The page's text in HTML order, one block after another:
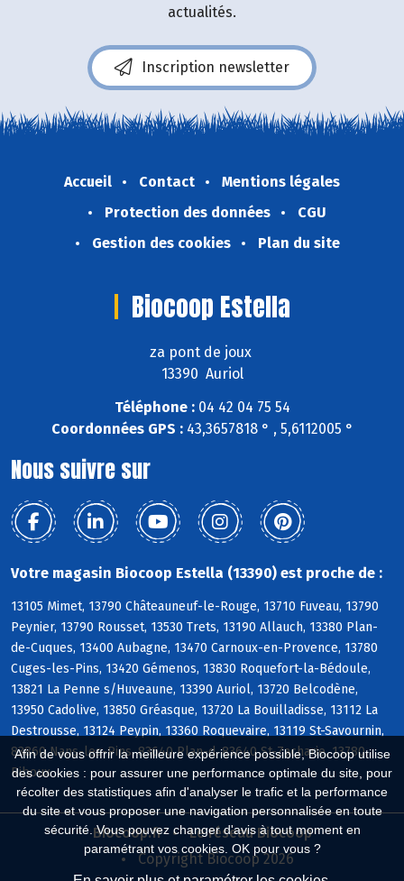
Afin de vous offrir la meilleure expérience possible, Biocoop utilise
des cookies : pour assurer une performance optimale du site, pour
récolter des statistiques afin d'analyser le trafic et la performance
du site et vous proposer une navigation personnalisée en toute
sécurité. Vous pouvez changer d'avis à tout moment en
paramétrant vos cookies. OK pour vous ?
actualités.
Inscription newsletter
Accueil Contact
Mentions légales
Protection des données
CGU
Gestion des cookies
Plan du site
Biocoop Estella
za pont de joux
13390 Auriol
Téléphone :04 42 04 75 54
Coordonnées GPS :43,3657818 ° , 5,6112005 °
Nous suivre sur
Votre magasin Biocoop Estella (13390) est proche de :
13105 Mimet, 13790 Châteauneuf-le-Rouge, 13710 Fuveau, 13790
Peynier, 13790 Rousset, 13530 Trets, 13190 Allauch, 13380 Plan-
de-Cuques, 13400 Aubagne, 13470 Carnoux-en-Provence, 13780
Cuges-les-Pins, 13420 Gémenos, 13830 Roquefort-la-Bédoule,
13821 La Penne s/Huveaune, 13390 Auriol, 13720 Belcodène,
13950 Cadolive, 13850 Gréasque, 13720 La Bouilladisse, 13112 La
Destrousse, 13124 Peypin, 13360 Roquevaire, 13119 St-Savournin,
83860 Nans-les-Pins, 83640 Plan-d, 83640 St-Zacharie, 13780
Riboux
Biocoop.fr
Le réseau Biocoop
Copyright Biocoop 2026